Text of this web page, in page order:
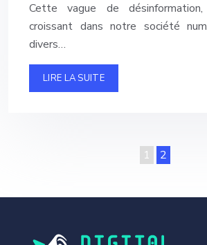
Cette vague de
croissant dans notre société
divers…
LIRE LA SUITE
1 2